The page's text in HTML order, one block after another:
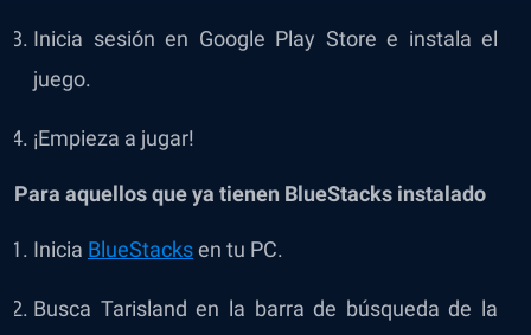
Inicia sesión en Google Play Store e instala el
juego.
¡Empieza a jugar!
Para aquellos que ya tienen BlueStacks instalado
Inicia BlueStacksen tu PC.
Busca Tarisland en la barra de búsqueda de la